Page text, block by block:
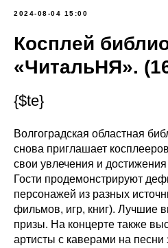
2024-08-04 15:00
Косплей
«ЧитальНЯ».
{$te}
Волгоградская областная
снова приглашает
свои увлечения и достижения
Гости продемонстрируют
персонажей из разных
фильмов, игр, книг). Лучшие
призы. На концерте также
артисты с каверами на